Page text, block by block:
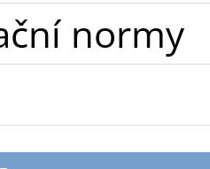
normy